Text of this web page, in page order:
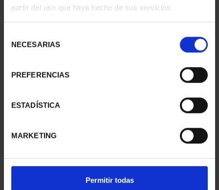
partir del uso que haya hecho de sus servicios.
NECESARIAS
PREFERENCIAS
ESTADÍSTICA
MARKETING
Permitir todas
73,00 €
CAPITALES ESPAÑOLAS
- CIUDAD REAL